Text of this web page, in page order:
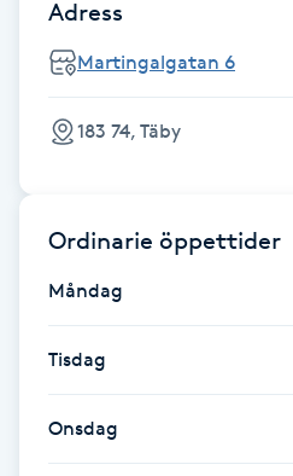
Funktionsanalys
Färgning
Föning
Gel naglar
Gelenaglar
Gellack
Adress
Martingalgatan 6
183 74, Täby
Ordinarie öppettider
Måndag
Tisdag
Onsdag